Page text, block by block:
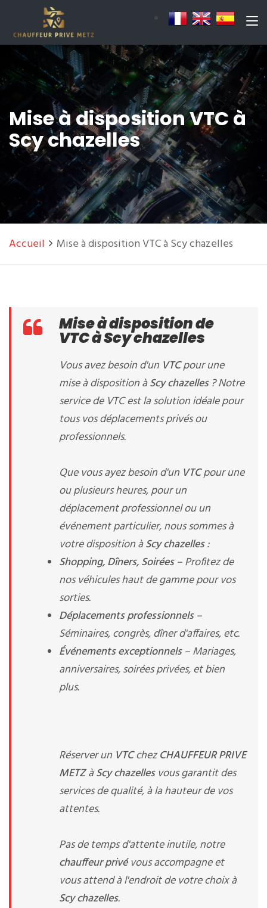
Mise à disposition VTC à
Scy chazelles
Accueil Mise à disposition VTC à Scy chazelles
Mise à disposition de
VTC à Scy chazelles
Vous avez besoin d'un VTCpour une
mise à disposition àScy chazelles? Notre
service de VTC est la solution idéale pour
tous vos déplacements privés ou
professionnels.
Que vous ayez besoin d'un VTCpour une
ou plusieurs heures, pour un
déplacement professionnel ou un
événement particulier, nous sommes à
votre disposition àScy chazelles:
Shopping, Dîners, Soirées– Profitez de
nos véhicules haut de gamme pour vos
sorties.
Déplacements professionnels–
Séminaires, congrès, dîner d'affaires, etc.
Événements exceptionnels– Mariages,
anniversaires, soirées privées, et bien
plus.
Réserver un VTCchezCHAUFFEUR PRIVE
METZàScy chazellesvous garantit des
services de qualité, à la hauteur de vos
attentes.
Pas de temps d'attente inutile, notre
chauffeur privévous accompagne et
vous attend à l'endroit de votre choix à
Scy chazelles.